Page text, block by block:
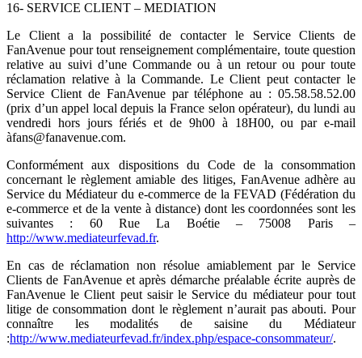
16- SERVICE CLIENT – MEDIATION
Le Client a la possibilité de contacter le Service Clients de
FanAvenue pour tout renseignement complémentaire, toute question
relative au suivi d’une Commande ou à un retour ou pour toute
réclamation relative à la Commande. Le Client peut contacter le
Service Client de FanAvenue par téléphone au : 05.58.58.52.00
(prix d’un appel local depuis la France selon opérateur), du lundi au
vendredi hors jours fériés et de 9h00 à 18H00, ou par e-mail
àfans@fanavenue.com.
Conformément aux dispositions du Code de la consommation
concernant le règlement amiable des litiges, FanAvenue adhère au
Service du Médiateur du e-commerce de la FEVAD (Fédération du
e-commerce et de la vente à distance) dont les coordonnées sont les
suivantes : 60 Rue La Boétie – 75008 Paris –
http://www.mediateurfevad.fr.
En cas de réclamation non résolue amiablement par le Service
Clients de FanAvenue et après démarche préalable écrite auprès de
FanAvenue le Client peut saisir le Service du médiateur pour tout
litige de consommation dont le règlement n’aurait pas abouti. Pour
connaître les modalités de saisine du Médiateur
:http://www.mediateurfevad.fr/index.php/espace-consommateur/.